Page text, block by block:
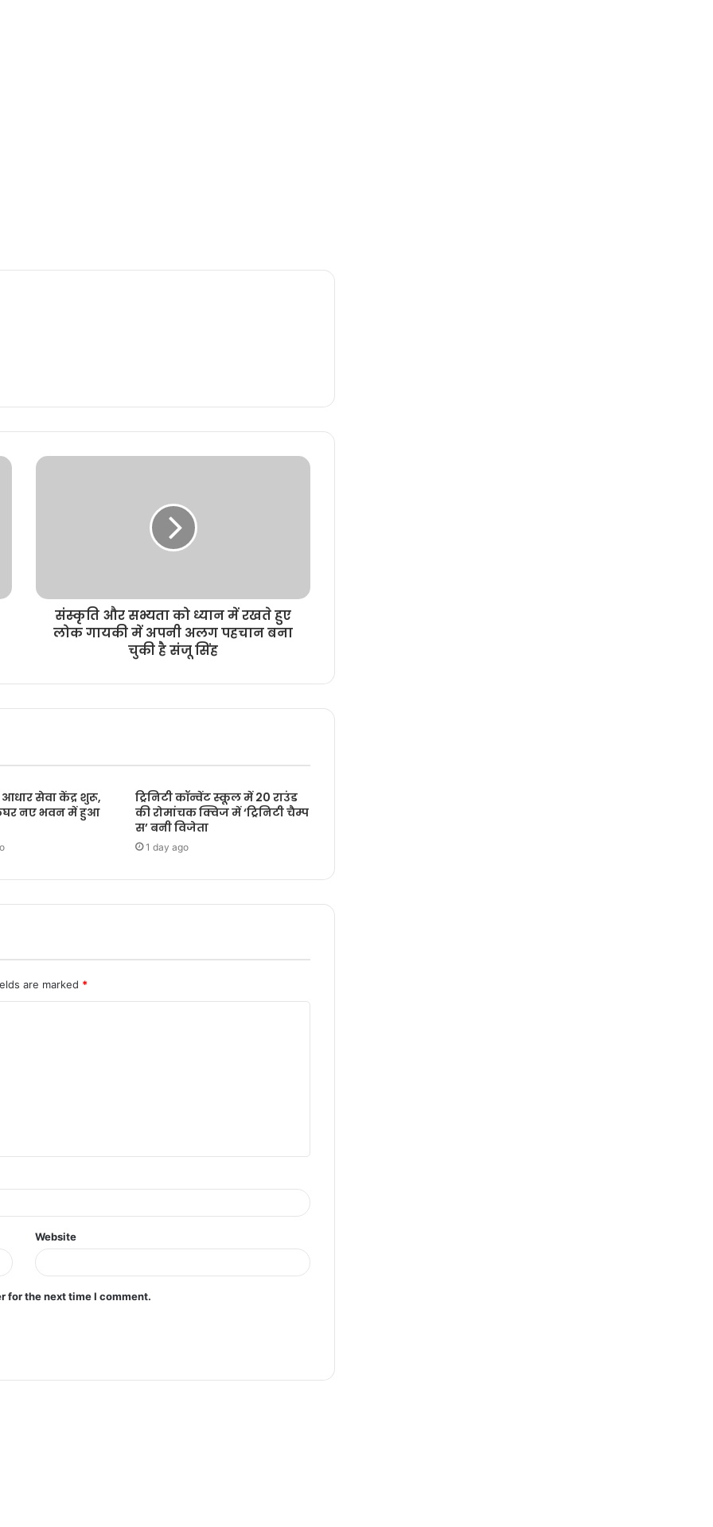
संस्कृति और सभ्यता को ध्यान में रखते हुए
लोक गायकी में अपनी अलग पहचान बना
चुकी है संजू सिंह
सेवा केंद्र शुरू,
नए भवन में हुआ
ट्रिनिटी कॉन्वेंट स्कूल में 20 राउंड
की रोमांचक क्विज में ‘ट्रिनिटी चैम्प
स’ बनी विजेता
1 day ago
are marked *
Website
for the next time I comment.